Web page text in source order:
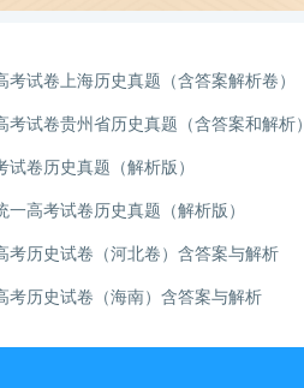
考试卷上海历史真题（含答案解析卷）
考试卷贵州省历史真题（含答案和解析）
卷历史真题（解析版）
一高考试卷历史真题（解析版）
考历史试卷（河北卷）含答案与解析
考历史试卷（海南）含答案与解析